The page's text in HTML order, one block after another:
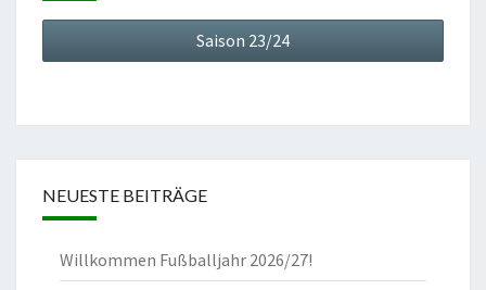
Saison 23/24
NEUESTE BEITRÄGE
Willkommen Fußballjahr 2026/27!